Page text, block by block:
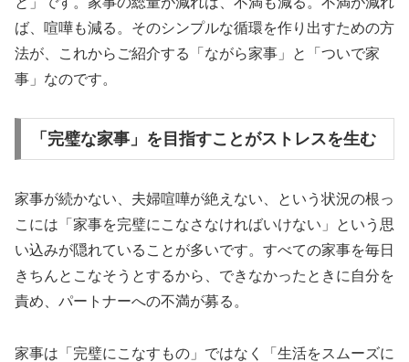
ば、喧嘩も減る。そのシンプルな循環を作り出すための方
法が、これからご紹介する「ながら家事」と「ついで家
事」なのです。
「完璧な家事」を目指すことがストレスを生む
家事が続かない、夫婦喧嘩が絶えない、という状況の根っ
こには「家事を完璧にこなさなければいけない」という思
い込みが隠れていることが多いです。すべての家事を毎日
きちんとこなそうとするから、できなかったときに自分を
責め、パートナーへの不満が募る。
家事は「完璧にこなすもの」ではなく「生活をスムーズに